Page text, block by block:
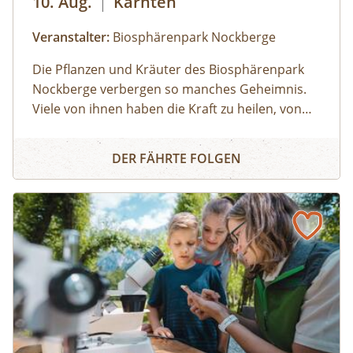
Veranstalter: Biosphärenpark Nockberge
Die Pflanzen und Kräuter des Biosphärenpark
Nockberge verbergen so manches Geheimnis.
Viele von ihnen haben die Kraft zu heilen, von
Kinder gut verständlich erläutert ein
Biosphärenpark-Ranger zahlreiche
Ihre Fragen.
Kräuterwissen für die ganze Familie
DER FÄHRTE FOLGEN